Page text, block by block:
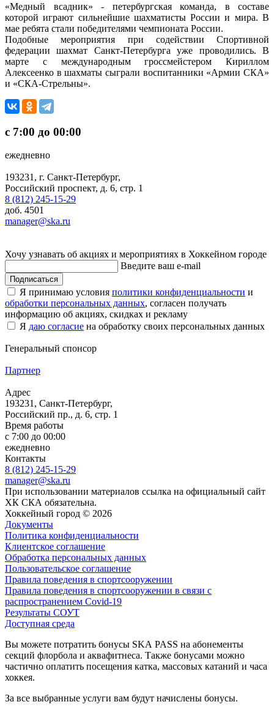
«Медный всадник» - петербургская команда, в составе
которой играют сильнейшие шахматисты России и мира. В
мае ребята стали победителями чемпионата России.
Подобные мероприятия при содействии Спортивной
федерации шахмат Санкт-Петербурга уже проводились. В
марте с международным гроссмейстером Кириллом
Алексеенко в шахматы сыграли воспитанники «Армии СКА»
и «СКА-Стрельны».
с 7:00 до 00:00
ежедневно
193231, г. Санкт-Петербург,
Российский проспект, д. 6, стр. 1
8 (812) 245-15-29
доб. 4501
manager@ska.ru
Хочу узнавать об акциях и мероприятиях в Хоккейном городе
Введите ваш e-mail
Подписаться
Я принимаю условия политики конфиденциальности и
обработки персональных данных, согласен получать
информацию об акциях, скидках и рекламу
Я даю согласие на обработку своих персональных данных
Генеральный спонсор
Партнер
Адрес
193231, Санкт-Петербург,
Российский пр., д. 6, стр. 1
Время работы
с 7:00 до 00:00
ежедневно
Контакты
8 (812) 245-15-29
manager@ska.ru
При использовании материалов ссылка на официальный сайт
ХК СКА обязательна.
Хоккейный город © 2026
Документы
Политика конфиденциальности
Клиентское соглашение
Обработка персональных данных
Пользовательское соглашение
Правила поведения в спортсооружении
Правила поведения в спортсооружении в связи с
распространением Covid-19
Результаты СОУТ
Доступная среда
Вы можете потратить бонусы SKA PASS на абонементы
секций флорбола и аквафитнеса. Также бонусами можно
частично оплатить посещения катка, массовых катаний и часа
хоккея.
За все выбранные услуги вам будут начислены бонусы.